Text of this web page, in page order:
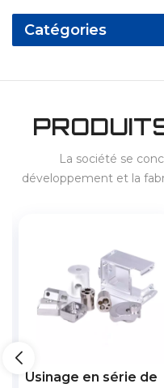
Catégories
La société se
développement et la
Pièces d'usinage